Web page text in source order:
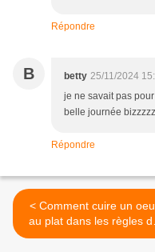
Répondre
B betty 25/11/2024
je ne savait pas
belle journée
Répondre
< Comment cuire un oeuf
au plat dans les règles de
l'art, comme un chef